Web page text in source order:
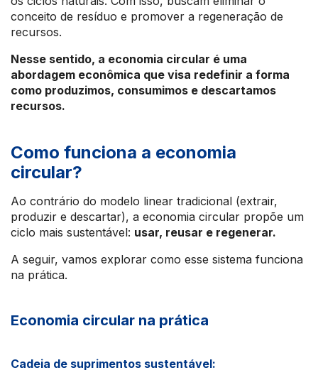
conceito de resíduo e promover a regeneração de
recursos.
Nesse sentido, a economia circular é uma
abordagem econômica que visa redefinir a forma
como produzimos, consumimos e descartamos
recursos.
Como funciona a economia
circular?
Ao contrário do modelo linear tradicional (extrair,
produzir e descartar), a economia circular propõe um
ciclo mais sustentável: usar, reusar e regenerar.
A seguir, vamos explorar como esse sistema funciona
na prática.
Economia circular na prática
Cadeia de suprimentos sustentável: